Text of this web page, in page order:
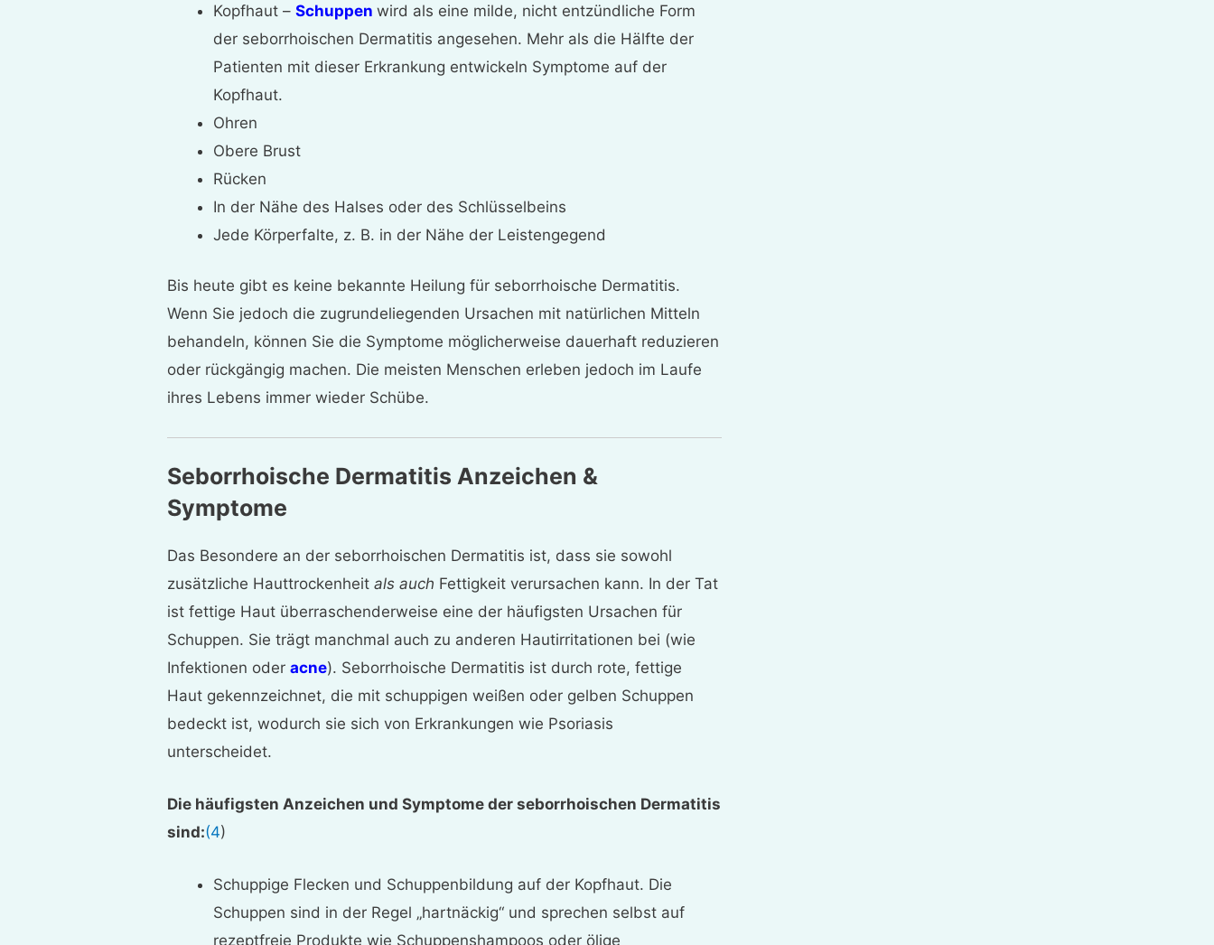
Kopfhaut –Schuppenwird als eine milde, nicht entzündliche Form
der seborrhoischen Dermatitis angesehen. Mehr als die Hälfte der
Patienten mit dieser Erkrankung entwickeln Symptome auf der
Kopfhaut.
Ohren
Obere Brust
Rücken
In der Nähe des Halses oder des Schlüsselbeins
Jede Körperfalte, z. B. in der Nähe der Leistengegend
Bis heute gibt es keine bekannte Heilung für seborrhoische Dermatitis.
Wenn Sie jedoch die zugrundeliegenden Ursachen mit natürlichen Mitteln
behandeln, können Sie die Symptome möglicherweise dauerhaft reduzieren
oder rückgängig machen. Die meisten Menschen erleben jedoch im Laufe
ihres Lebens immer wieder Schübe.
Seborrhoische Dermatitis Anzeichen &
Symptome
Das Besondere an der seborrhoischen Dermatitis ist, dass sie sowohl
zusätzliche Hauttrockenheitals auch Fettigkeit verursachen kann. In der Tat
ist fettige Haut überraschenderweise eine der häufigsten Ursachen für
Schuppen. Sie trägt manchmal auch zu anderen Hautirritationen bei (wie
Infektionen oderacne). Seborrhoische Dermatitis ist durch rote, fettige
Haut gekennzeichnet, die mit schuppigen weißen oder gelben Schuppen
bedeckt ist, wodurch sie sich von Erkrankungen wie Psoriasis
unterscheidet.
Die häufigsten Anzeichen und Symptome der seborrhoischen Dermatitis
sind:(4)
Schuppige Flecken und Schuppenbildung auf der Kopfhaut. Die
Schuppen sind in der Regel „hartnäckig“ und sprechen selbst auf
rezeptfreie Produkte wie Schuppenshampoos oder ölige